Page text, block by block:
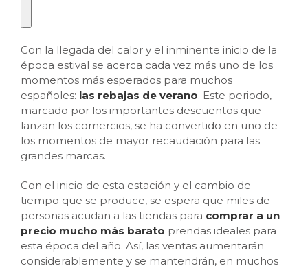
Con la llegada del calor y el inminente inicio de la
época estival se acerca cada vez más uno de los
momentos más esperados para muchos
españoles: las rebajas de verano. Este periodo,
marcado por los importantes descuentos que
lanzan los comercios, se ha convertido en uno de
los momentos de mayor recaudación para las
grandes marcas.
Con el inicio de esta estación y el cambio de
tiempo que se produce, se espera que miles de
personas acudan a las tiendas para comprar a un
precio mucho más barato prendas ideales para
esta época del año. Así, las ventas aumentarán
considerablemente y se mantendrán, en muchos